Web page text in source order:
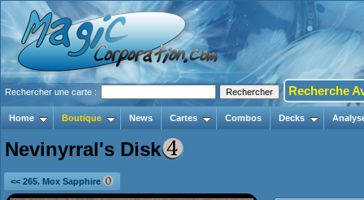
Rechercher une carte : Recherche
Home Boutique News Cartes Combos Decks
Nevinyrral's Disk
<< 265. Mox Sapphire